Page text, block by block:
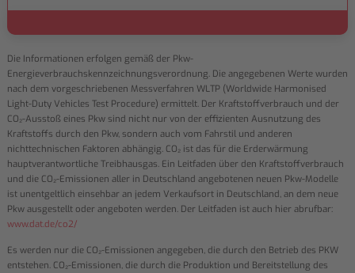
Die Informationen erfolgen gemäß der Pkw-
Energieverbrauchskennzeichnungsverordnung. Die angegebenen Werte wurden
nach dem vorgeschriebenen Messverfahren WLTP (Worldwide Harmonised
Light-Duty Vehicles Test Procedure) ermittelt. Der Kraftstoffverbrauch und der
CO₂-Ausstoß eines Pkw sind nicht nur von der effizienten Ausnutzung des
Kraftstoffs durch den Pkw, sondern auch vom Fahrstil und anderen
nichttechnischen Faktoren abhängig. CO₂ ist das für die Erderwärmung
hauptverantwortliche Treibhausgas. Ein Leitfaden über den Kraftstoffverbrauch
und die CO₂-Emissionen aller in Deutschland angebotenen neuen Pkw-Modelle
ist unentgeltlich einsehbar an jedem Verkaufsort in Deutschland, an dem neue
Pkw ausgestellt oder angeboten werden. Der Leitfaden ist auch hier abrufbar:
www.dat.de/co2/
Es werden nur die CO₂-Emissionen angegeben, die durch den Betrieb des PKW
entstehen. CO₂-Emissionen, die durch die Produktion und Bereitstellung des